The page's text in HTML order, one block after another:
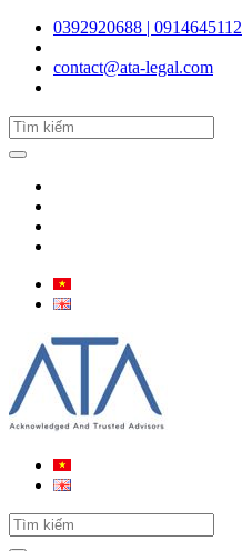
0392920688 | 0914645112
contact@ata-legal.com